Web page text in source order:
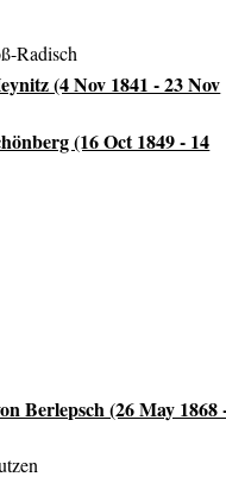
Radisch
(4 Nov 1841 - 23 Nov
(16 Oct 1849 - 14
Berlepsch (26 May 1868